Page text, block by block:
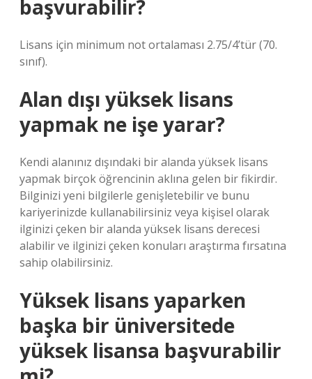
başvurabilir?
Lisans için minimum not ortalaması 2.75/4’tür (70.
sınıf).
Alan dışı yüksek lisans
yapmak ne işe yarar?
Kendi alanınız dışındaki bir alanda yüksek lisans
yapmak birçok öğrencinin aklına gelen bir fikirdir.
Bilginizi yeni bilgilerle genişletebilir ve bunu
kariyerinizde kullanabilirsiniz veya kişisel olarak
ilginizi çeken bir alanda yüksek lisans derecesi
alabilir ve ilginizi çeken konuları araştırma fırsatına
sahip olabilirsiniz.
Yüksek lisans yaparken
başka bir üniversitede
yüksek lisansa başvurabilir